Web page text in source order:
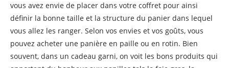
vous avez envie de placer dans votre coffret pour ainsi
définir la bonne taille et la structure du panier dans lequel
vous allez les ranger. Selon vos envies et vos goûts, vous
pouvez acheter une panière en paille ou en rotin. Bien
souvent, dans un cadeau garni, on voit les bons produits qui